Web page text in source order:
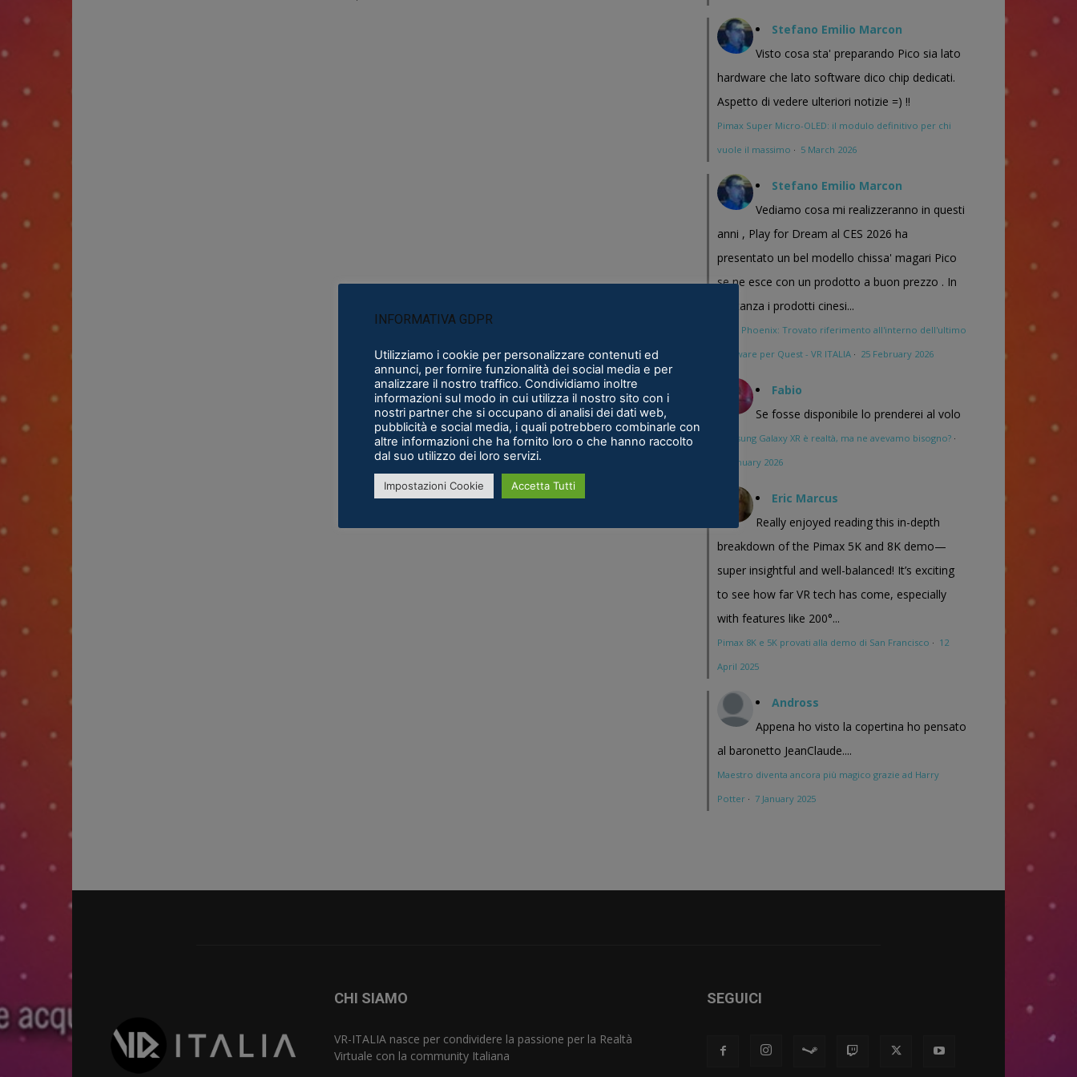
Stefano Emilio Marcon
Visto cosa sta' preparando Pico sia lato
hardware che lato software dico chip dedicati.
Aspetto di vedere ulteriori notizie =) !!
Pimax Super Micro-OLED: il modulo definitivo per chi
vuole il massimo · 5 March 2026
Stefano Emilio Marcon
Vediamo cosa mi realizzeranno in questi
anni , Play for Dream al CES 2026 ha
presentato un bel modello chissa' magari Pico
se ne esce con un prodotto a buon prezzo . In
sostanza i prodotti cinesi...
Meta Phoenix: Trovato riferimento all'interno dell'ultimo
firmware per Quest - VR ITALIA · 25 February 2026
Fabio
Se fosse disponibile lo prenderei al volo
Samsung Galaxy XR è realtà, ma ne avevamo bisogno? ·
16 January 2026
Eric Marcus
Really enjoyed reading this in-depth
breakdown of the Pimax 5K and 8K demo—
super insightful and well-balanced! It’s exciting
to see how far VR tech has come, especially
with features like 200°...
Pimax 8K e 5K provati alla demo di San Francisco · 12
April 2025
Andross
Appena ho visto la copertina ho pensato
al baronetto JeanClaude....
Maestro diventa ancora più magico grazie ad Harry
Potter · 7 January 2025
CHI SIAMO
VR-ITALIA nasce per condividere la passione per la Realtà
Virtuale con la community Italiana
SEGUICI
INFORMATIVA GDPR
Utilizziamo i cookie per personalizzare contenuti ed
annunci, per fornire funzionalità dei social media e per
analizzare il nostro traffico. Condividiamo inoltre
informazioni sul modo in cui utilizza il nostro sito con i
nostri partner che si occupano di analisi dei dati web,
pubblicità e social media, i quali potrebbero combinarle con
altre informazioni che ha fornito loro o che hanno raccolto
dal suo utilizzo dei loro servizi.
Impostazioni Cookie Accetta Tutti